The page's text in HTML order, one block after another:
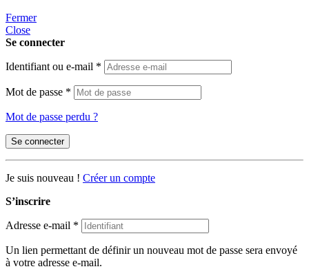
Fermer
Close
Se connecter
Identifiant ou e-mail *
Mot de passe *
Mot de passe perdu ?
Se connecter
Je suis nouveau ! Créer un compte
S’inscrire
Adresse e-mail *
Un lien permettant de définir un nouveau mot de passe sera envoyé
à votre adresse e-mail.